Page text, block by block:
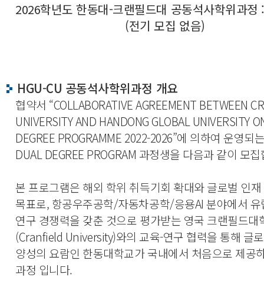
2026학년도 한동대-크랜필드대 공동석사학위과정
(전기 모집 없음)
HGU-CU 공동석사학위과정 개요
협약서 “COLLABORATIVE AGREEMENT BETWEEN
UNIVERSITY AND HANDONG GLOBAL UNIVERSITY
DEGREE PROGRAMME 2022-2026”에 의하여 운영되
DUAL DEGREE PROGRAM 과정생을 다음과 같이 모
본 프로그램은 해외 학위 취득기회 확대와 글로벌 인
목표로, 항공우주공학/자동차공학/응용AI 분야에서
연구 경쟁력을 갖춘 것으로 평가받는 영국 크랜필드대
(Cranfield University)와의 교육-연구 협력을 통해 글
양성의 요람인 한동대학교가 국내에서 처음으로 제공
과정 입니다.